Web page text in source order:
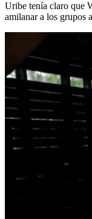
Uribe tenía claro que
amilanar a los grupos